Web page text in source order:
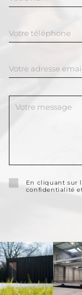
En cliquant sur
confidentialité